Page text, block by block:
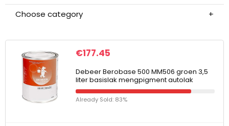
Choose category
€177.45
Debeer Berobase 500 MM506 groen 3,5
liter basislak mengpigment autolak
Already Sold: 83%